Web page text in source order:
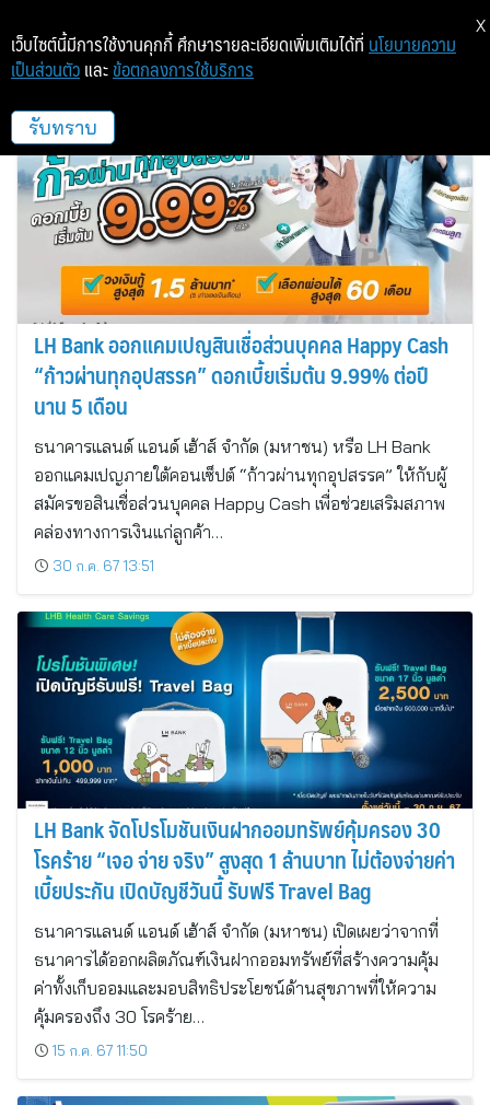
ธนาคารแลนด์ แอนด์ เฮ้าส์
LH Bank ออกแคมเปญสินเชื่อส่วนบุคคล Happy Cash
“ก้าวผ่านทุกอุปสรรค” ดอกเบี้ยเริ่มต้น 9.99% ต่อปี
นาน 5 เดือน
ธนาคารแลนด์ แอนด์ เฮ้าส์ จำกัด (มหาชน) หรือ LH Bank
ออกแคมเปญภายใต้คอนเซ็ปต์ “ก้าวผ่านทุกอุปสรรค” ให้กับผู้
สมัครขอสินเชื่อส่วนบุคคล Happy Cash เพื่อช่วยเสริมสภาพ
คล่องทางการเงินแก่ลูกค้า…
30 ก.ค. 67 13:51
LH Bank จัดโปรโมชันเงินฝากออมทรัพย์คุ้มครอง 30
โรคร้าย “เจอ จ่าย จริง” สูงสุด 1 ล้านบาท ไม่ต้องจ่ายค่า
เบี้ยประกัน เปิดบัญชีวันนี้ รับฟรี Travel Bag
ธนาคารแลนด์ แอนด์ เฮ้าส์ จำกัด (มหาชน) เปิดเผยว่าจากที่
ธนาคารได้ออกผลิตภัณฑ์เงินฝากออมทรัพย์ที่สร้างความคุ้ม
ค่าทั้งเก็บออมและมอบสิทธิประโยชน์ด้านสุขภาพที่ให้ความ
คุ้มครองถึง 30 โรคร้าย…
15 ก.ค. 67 11:50
เว็บไซต์นี้มีการใช้งานคุกกี้ ศึกษารายละเอียดเพิ่มเติมได้ที่ นโยบายความ
เป็นส่วนตัว และ ข้อตกลงการใช้บริการ
รับทราบ
X